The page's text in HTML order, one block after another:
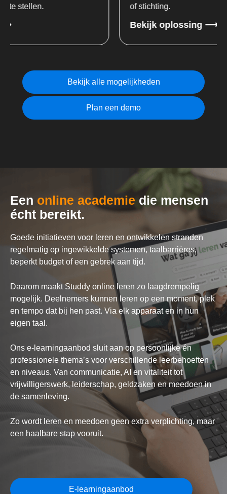
of stichting.
Bekijk alle mogelijkheden
Plan een demo
Een online academie die mensen
écht bereikt.
Goede initiatieven voor leren en ontwikkelen stranden
regelmatig op ingewikkelde systemen, taalbarrières,
beperkt budget of een gebrek aan tijd.
Daarom maakt Studdy online leren zo laagdrempelig
mogelijk. Deelnemers kunnen leren op een moment, plek
en tempo dat bij hen past. Via elk apparaat en in hun
eigen taal.
Ons e-learningaanbod sluit aan op persoonlijke én
professionele thema’s voor verschillende leerbehoeften
en niveaus. Van communicatie, AI en vitaliteit tot
vrijwilligerswerk, leiderschap, geldzaken en meedoen in
de samenleving.
Zo wordt leren en meedoen geen extra verplichting, maar
een haalbare stap vooruit.
E-learningaanbod